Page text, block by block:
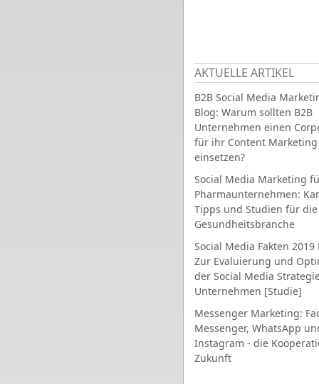
AKTUELLE ARTIKEL
B2B Social Media
Blog: Warum sollten B2B
Unternehmen einen
für ihr Content Marketing
einsetzen?
Social Media Marketing
Pharmaunternehmen:
Tipps und Studien für die
Gesundheitsbranche
Social Media Fakten 2019
Zur Evaluierung und
der Social Media
Unternehmen [Studie]
Messenger Marketing:
Messenger, WhatsApp
Instagram - die
Zukunft